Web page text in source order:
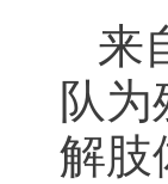
来
队
解肢